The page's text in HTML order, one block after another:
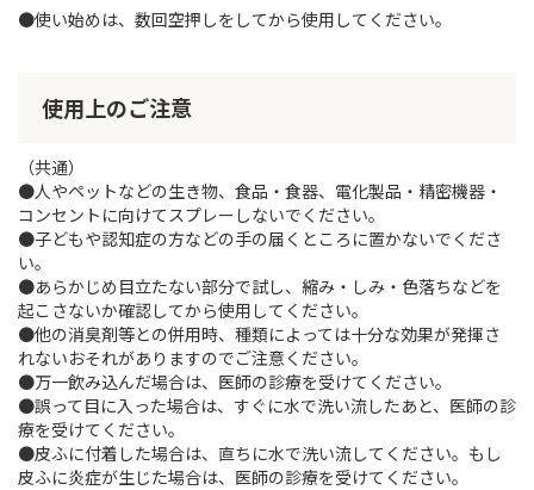
●使い始めは、数回空押しをしてから使用してください。
使用上のご注意
（共通）
●人やペットなどの生き物、食品・食器、電化製品・精密機器・
コンセントに向けてスプレーしないでください。
●子どもや認知症の方などの手の届くところに置かないでくださ
い。
●あらかじめ目立たない部分で試し、縮み・しみ・色落ちなどを
起こさないか確認してから使用してください。
●他の消臭剤等との併用時、種類によっては十分な効果が発揮さ
れないおそれがありますのでご注意ください。
●万一飲み込んだ場合は、医師の診療を受けてください。
●誤って目に入った場合は、すぐに水で洗い流したあと、医師の診
療を受けてください。
●皮ふに付着した場合は、直ちに水で洗い流してください。もし
皮ふに炎症が生じた場合は、医師の診療を受けてください。